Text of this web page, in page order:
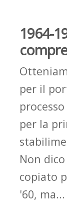
1964-
per il
per la
Non
copiato
'60, ma...